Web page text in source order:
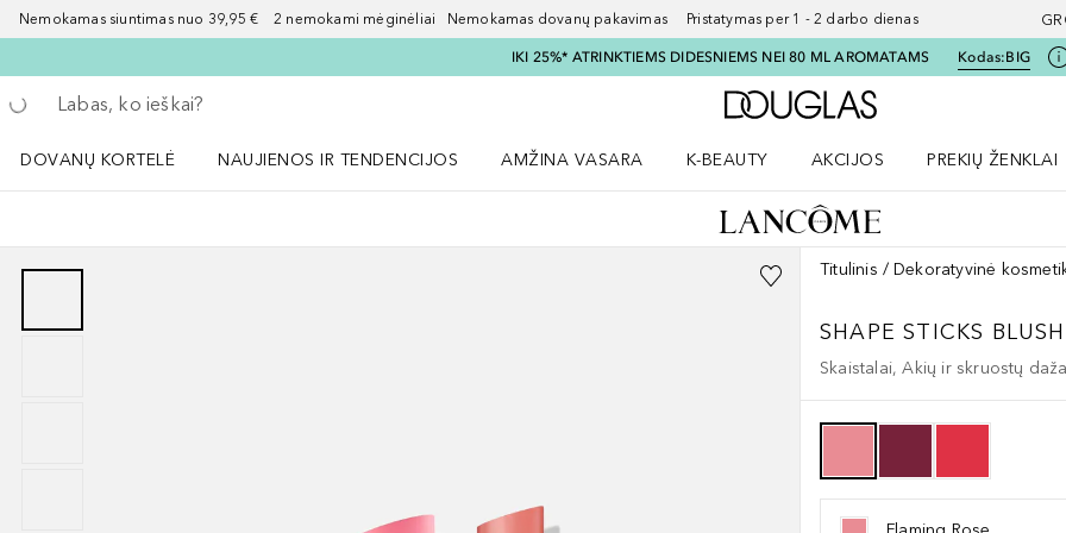
Nemokamas siuntimas nuo 39,95 € 2 nemokami mėginėliai Nemokamas dovanų pakavimas Pristatymas per 1 - 2 darbo dienas
IKI 25%* ATRINKTIEMS DIDESNIEMS NEI 80 ML AROMATAMS Kodas:BIG
Grįžk atgal
Vykdykite paiešką
Į Douglas pagrindinį
DOVANŲ KORTELĖ
NAUJIENOS IR TENDENCIJOS
AMŽINA VASARA
K-BEAUTY
AKCIJOS
PREKIŲ ŽENKLAI
Titulinis Dekoratyvinė
SHAPE STICKS BLUSH
Skaistalai, Akių ir skruostų